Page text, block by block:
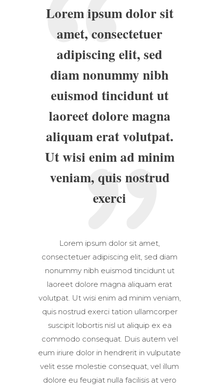
Lorem ipsum dolor sit
amet, consectetuer
adipiscing elit, sed
diam nonummy nibh
euismod tincidunt ut
laoreet dolore magna
aliquam erat volutpat.
Ut wisi enim ad minim
veniam, quis nostrud
exerci
Lorem ipsum dolor sit amet,
consectetuer adipiscing elit, sed diam
nonummy nibh euismod tincidunt ut
laoreet dolore magna aliquam erat
volutpat. Ut wisi enim ad minim veniam,
quis nostrud exerci tation ullamcorper
suscipit lobortis nisl ut aliquip ex ea
commodo consequat. Duis autem vel
eum iriure dolor in hendrerit in vulputate
velit esse molestie consequat, vel illum
dolore eu feugiat nulla facilisis at vero